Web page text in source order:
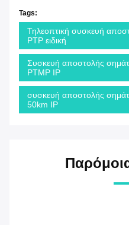
Tags:
Τηλεοπτική συσκευή
PTP ειδική
Συσκευή αποστολής
PTMP IP
συσκευή αποστολής
50km IP